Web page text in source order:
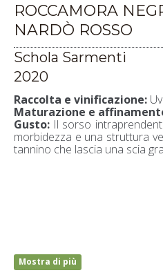
ROCCAMORA
NARDÒ ROSSO
Schola Sarmenti
2020
Raccolta e vinificazione:
Maturazione e
Gusto: Il sorso
morbidezza e una struttura
tannino che lascia una scia
Mostra di più